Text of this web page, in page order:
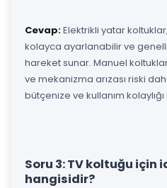
Cevap:Elektrikli yatar
kolayca ayarlanabilir ve
hareket sunar. Manuel
ve mekanizma arızası riski
bütçenize ve kullanım kolaylığı
Soru 3: TV koltuğu için
hangisidir?